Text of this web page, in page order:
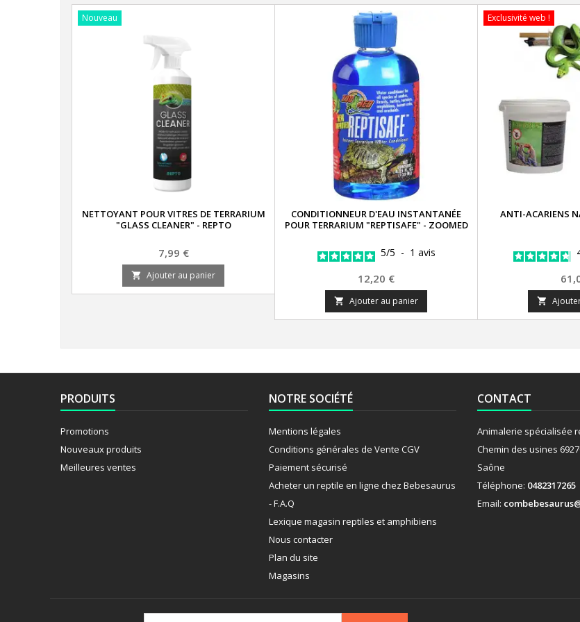
Nouveau
NETTOYANT POUR VITRES DE TERRARIUM
"GLASS CLEANER" - REPTO
Prix
7,99 €
 Ajouter au panier
CONDITIONNEUR D'EAU INSTANTANÉE
POUR TERRARIUM "REPTISAFE" - ZOOMED
5/5 - 1 avis
Prix
12,20 €
 Ajouter au panier
Exclusivité web !
ANTI-ACARIENS
Prix

PRODUITS
Promotions
Nouveaux produits
Meilleures ventes
NOTRE SOCIÉTÉ
Mentions légales
Conditions générales de Vente CGV
Paiement sécurisé
Acheter un reptile en ligne chez Bebesaurus
- F.A.Q
Lexique magasin reptiles et amphibiens
Nous contacter
Plan du site
Magasins
CONTACT
Animalerie spécialisée
Chemin des usines
Saône
Téléphone: 0482317265
Email: